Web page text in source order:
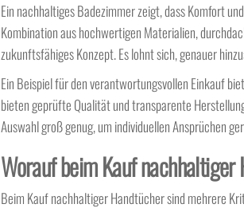
Ein nachhaltiges Badezimmer zeigt, dass Komfort
Kombination aus hochwertigen Materialien,
zukunftsfähiges Konzept. Es lohnt sich, genauer
Ein Beispiel für den verantwortungsvollen Einkauf
bieten geprüfte Qualität und transparente
Auswahl groß genug, um individuellen Ansprüchen
Worauf beim Kauf
Beim Kauf nachhaltiger Handtücher sind mehrere